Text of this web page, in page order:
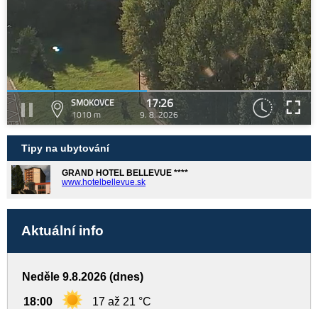
SMOKOVCE
1010 m
17:26
9. 8. 2026
Tipy na ubytování
GRAND HOTEL BELLEVUE ****
www.hotelbellevue.sk
Aktuální info
Neděle 9.8.2026 (dnes)
18:00 17 až 21 °C